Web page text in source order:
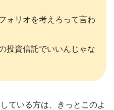
ォリオを考えろって言わ
投資信託でいいんじゃな
ている方は、きっとこのよ